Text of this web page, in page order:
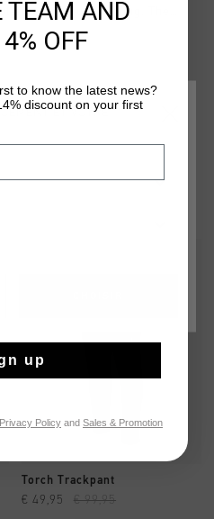
and quick drying. The
along the skin during any
left leg, reflective dots on
8% elastane
Torch Trackpant
€ 49,95 € 99,95
ET VOTRE
TEAM AND
OFF
to know the latest news?
discount on your first
up
Privacy Policy and Sales & Promotion